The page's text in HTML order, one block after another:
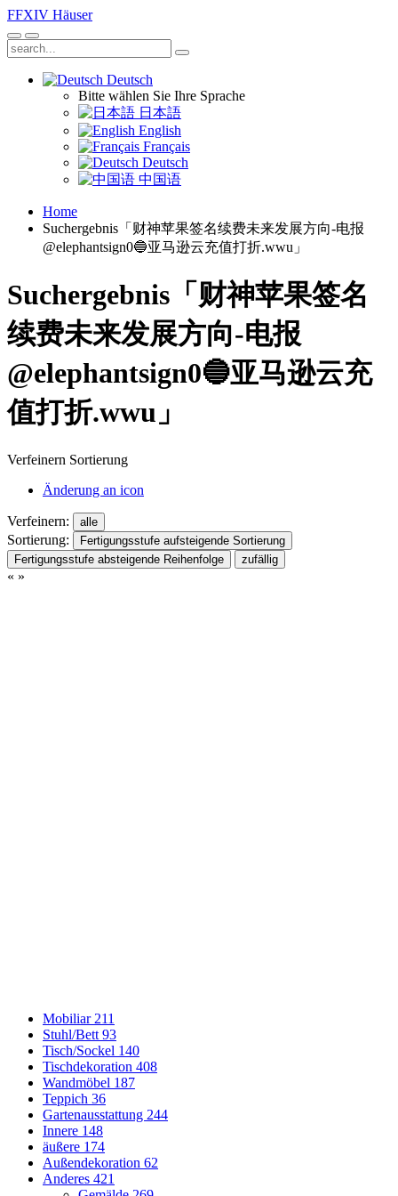
FFXIV Häuser
Deutsch
Bitte wählen Sie Ihre Sprache
日本語
English
Français
Deutsch
中国语
Home
Suchergebnis「财神苹果签名续费未来发展方向-电报
@elephantsign0🔵亚马逊云充值打折.wwu」
Suchergebnis「财神苹果签名
续费未来发展方向-电报
@elephantsign0🔵亚马逊云充
值打折.wwu」
Verfeinern Sortierung
Änderung an icon
Verfeinern: alle
Sortierung:
Fertigungsstufe aufsteigende Sortierung
Fertigungsstufe absteigende Reihenfolge
zufällig
« »
Mobiliar 211
Stuhl/Bett 93
Tisch/Sockel 140
Tischdekoration 408
Wandmöbel 187
Teppich 36
Gartenausstattung 244
Innere 148
äußere 174
Außendekoration 62
Anderes 421